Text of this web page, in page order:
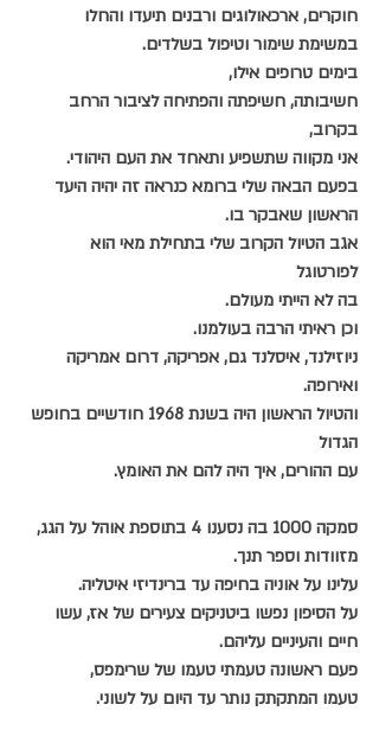
חוקרים, ארכאולוגים ורבנים תיעדו והחלו
במשימת שימור וטיפול בשלדים.
בימים טרופים אילו,
חשיבותה, חשיפתה והפתיחה לציבור הרחב
בקרוב,
אני מקווה שתשפיע ותאחד את העם היהודי.
בפעם הבאה שלי ברומא כנראה זה יהיה היעד
הראשון שאבקר בו.
אגב הטיול הקרוב שלי בתחילת מאי הוא
לפורטוגל
בה לא הייתי מעולם.
וכן ראיתי הרבה בעולמנו.
ניוזילנד, איסלנד גם, אפריקה, דרום אמריקה
ואירופה.
והטיול הראשון היה בשנת 1968 חודשיים בחופש
הגדול
עם ההורים, איך היה להם את האומץ.
סמקה 1000 בה נסענו 4 בתוספת אוהל על הגג,
מזוודות וספר תנך.
עלינו על אוניה בחיפה עד ברינדיזי איטליה.
על הסיפון נפשו ביטניקים צעירים של אז, עשו
חיים והעיניים עליהם.
פעם ראשונה טעמתי טעמו של שרימפס,
טעמו המתקתק נותר עד היום על לשוני.